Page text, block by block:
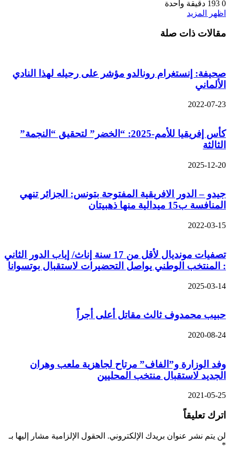
0
دقيقة واحدة
اظهر المزيد
مقالات ذات صلة
صحيفة: إنستغرام رونالدو مؤشر على رحيله لهذا النادي
الألماني
2022-07-23
كأس إفريقيا للأمم-2025: “الخضر” لتحقيق “النجمة”
الثالثة
2025-12-20
جيدو – الدور الافريقية المفتوحة بتونس: الجزائر تنهي
المنافسة ب15 ميدالية منها ذهبيتان
2022-03-15
تصفيات مونديال لأقل من 17 سنة إناث/ إياب الدور الثاني
: المنتخب الوطني يواصل التحضيرات لاستقبال بوتسوانا
2025-03-14
حبيب محمدوف ثالث مقاتل أعلى أجراً
2020-08-24
وفد الوزارة و”الفاف” مرتاح لجاهزية ملعب وهران
الجديد لاستقبال منتخب المحليين
2021-05-25
اترك تعليقاً
لن يتم نشر عنوان بريدك الإلكتروني. الحقول الإلزامية مشار إليها بـ
*